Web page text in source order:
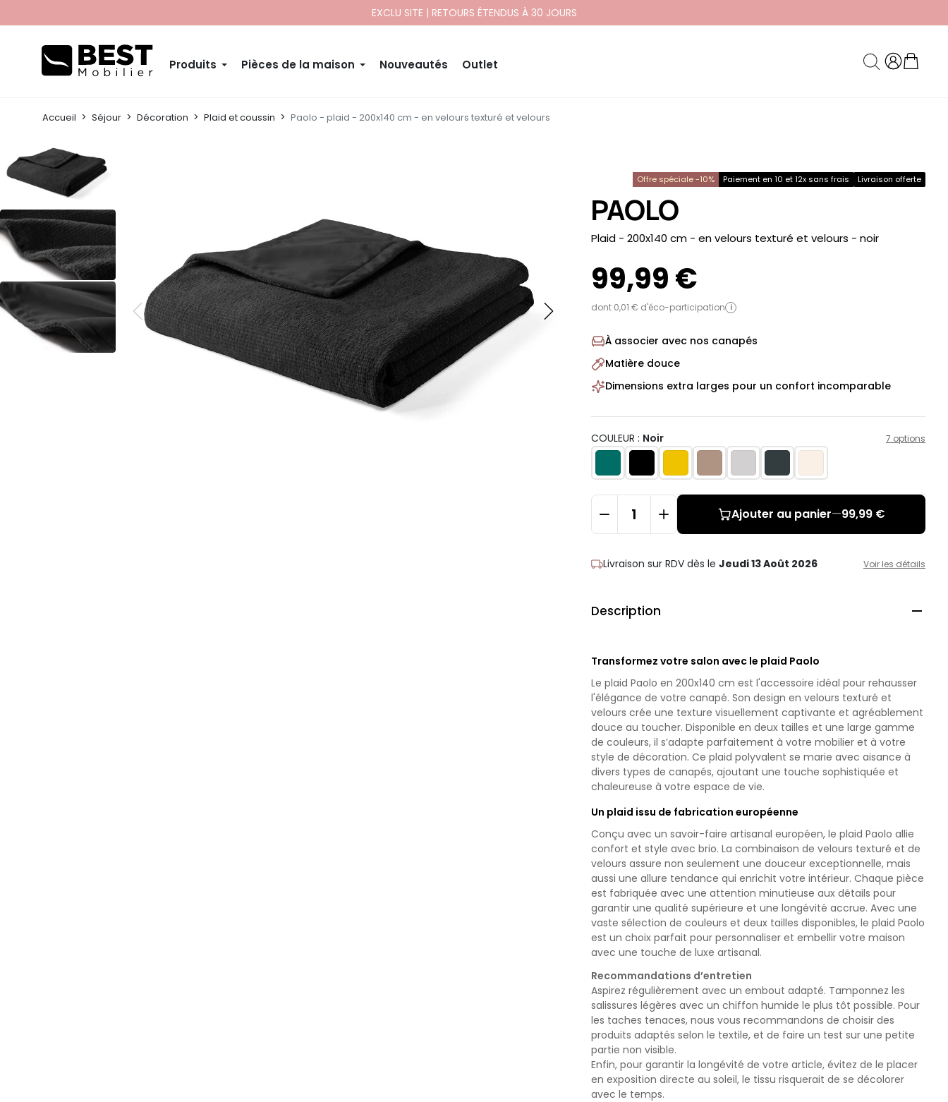
EXCLU SITE | RETOURS ÉTENDUS À 30 JOURS
Produits Pièces de la maison Nouveautés Outlet
Accueil Séjour Décoration Plaid et coussin Paolo - plaid - 200x140 cm - en velours texturé et velours
Offre spéciale -10% Paiement en 10 et 12x sans frais Livraison offerte
PAOLO
-
Plaid - 200x140 cm - en velours texturé et velours - noir
99,99 €
dont 0,01 € d'éco-participation i
À associer avec nos canapés
Matière douce
Dimensions extra larges pour un confort incomparable
COULEUR : Noir 7 options
Ajouter au panier—99,99 €
Livraison sur RDVdès leJeudi 13 Août 2026 Voir les détails
Description 
Transformez votre salon avec le plaid Paolo
Le plaid Paolo en 200x140 cm est l'accessoire idéal pour rehausser
l'élégance de votre canapé. Son design en velours texturé et
velours crée une texture visuellement captivante et agréablement
douce au toucher. Disponible en deux tailles et une large gamme
de couleurs, il s’adapte parfaitement à votre mobilier et à votre
style de décoration. Ce plaid polyvalent se marie avec aisance à
divers types de canapés, ajoutant une touche sophistiquée et
chaleureuse à votre espace de vie.
Un plaid issu de fabrication européenne
Conçu avec un savoir-faire artisanal européen, le plaid Paolo allie
confort et style avec brio. La combinaison de velours texturé et de
velours assure non seulement une douceur exceptionnelle, mais
aussi une allure tendance qui enrichit votre intérieur. Chaque pièce
est fabriquée avec une attention minutieuse aux détails pour
garantir une qualité supérieure et une longévité accrue. Avec une
vaste sélection de couleurs et deux tailles disponibles, le plaid Paolo
est un choix parfait pour personnaliser et embellir votre maison
avec une touche de luxe artisanal.
Recommandations d’entretien
Aspirez régulièrement avec un embout adapté. Tamponnez les
salissures légères avec un chiffon humide le plus tôt possible. Pour
les taches tenaces, nous vous recommandons de choisir des
produits adaptés selon le textile, et de faire un test sur une petite
partie non visible.
Enfin, pour garantir la longévité de votre article, évitez de le placer
en exposition directe au soleil, le tissu risquerait de se décolorer
avec le temps.